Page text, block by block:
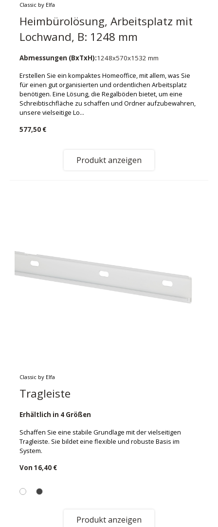
Classic by Elfa
Heimbürolösung, Arbeitsplatz mit
Lochwand, B: 1248 mm
Abmessungen (BxTxH):1248x570x1532 mm
Erstellen Sie ein kompaktes Homeoffice, mit allem, was Sie
für einen gut organisierten und ordentlichen Arbeitsplatz
benötigen. Eine Lösung, die Regalböden bietet, um eine
Schreibtischfläche zu schaffen und Ordner aufzubewahren,
unsere vielseitige Lo...
577,50 €
Produkt anzeigen
Classic by Elfa
Tragleiste
Erhältlich in 4 Größen
Schaffen Sie eine stabile Grundlage mit der vielseitigen
Tragleiste. Sie bildet eine flexible und robuste Basis im
System.
Von 16,40 €
Produkt anzeigen